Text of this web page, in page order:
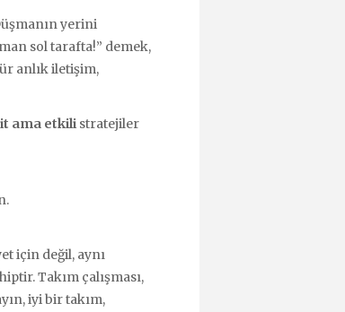
yerini
sol tarafta!” demek,
anlık iletişim,
ama etkili stratejiler
için değil, aynı
Takım çalışması,
iyi bir takım,